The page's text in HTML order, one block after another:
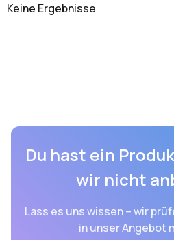
Keine Ergebnisse
Du hast ein
wir nicht
Lass es uns wissen – wir
in unser Angebot